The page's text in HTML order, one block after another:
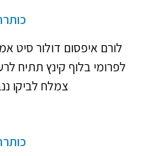
לורם איפסום דולור סיט
לפרומי בלוף קינץ תתיח
צמלח לביקו